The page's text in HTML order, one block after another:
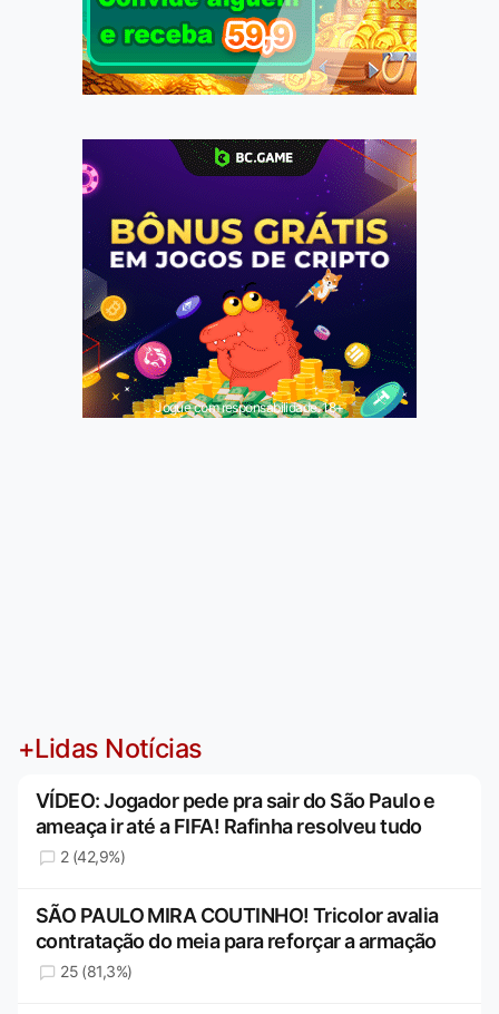
Jogue com responsabilidade. 18+
+Lidas Notícias
VÍDEO: Jogador pede pra sair do São Paulo e
ameaça ir até a FIFA! Rafinha resolveu tudo
2 (42,9%)
SÃO PAULO MIRA COUTINHO! Tricolor avalia
contratação do meia para reforçar a armação
25 (81,3%)